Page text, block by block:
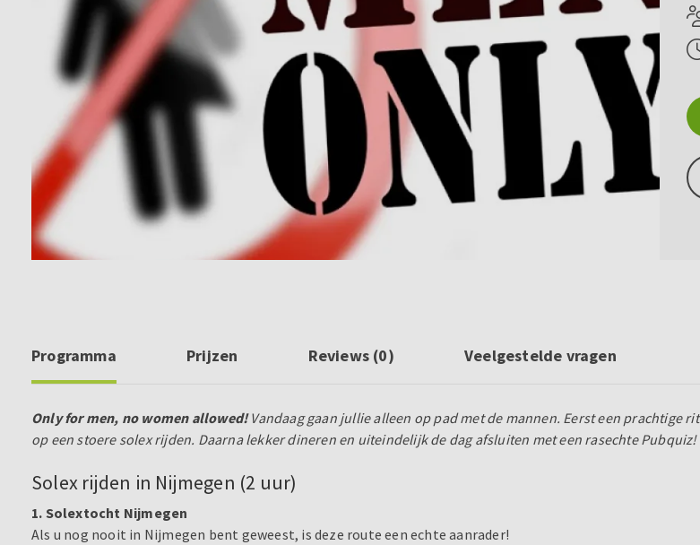
Programma Prijzen Reviews (0) Veelgestelde vragen
Only for men, no women allowed!Vandaag gaan jullie alleen op pad met de mannen. Eerst een prachtige rit
op een stoere solex rijden. Daarna lekker dineren en uiteindelijk de dag afsluiten met een rasechte Pubquiz!
Solex rijden in Nijmegen (2 uur)
1. Solextocht Nijmegen
Als u nog nooit in Nijmegen bent geweest, is deze route een echte aanrader!